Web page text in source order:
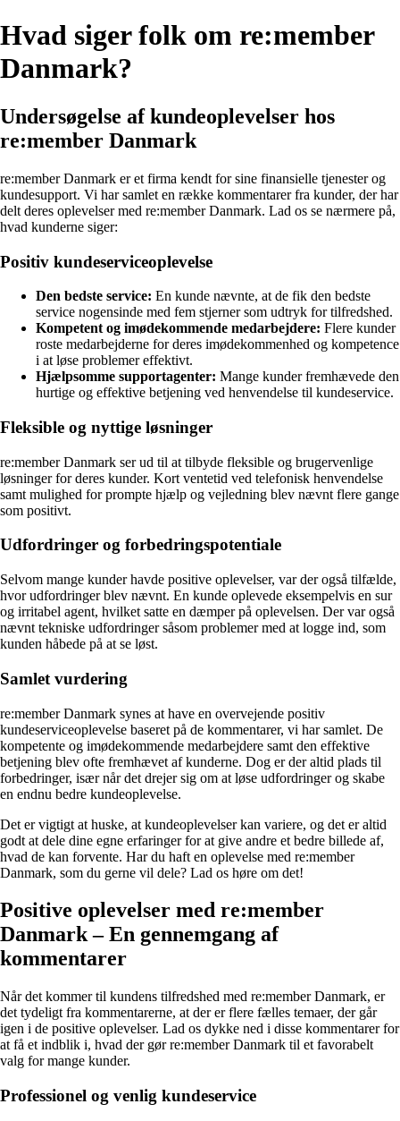
Hvad siger folk om re:member
Danmark?
Undersøgelse af kundeoplevelser hos
re:member Danmark
re:member Danmark er et firma kendt for sine finansielle tjenester og
kundesupport. Vi har samlet en række kommentarer fra kunder, der har
delt deres oplevelser med re:member Danmark. Lad os se nærmere på,
hvad kunderne siger:
Positiv kundeserviceoplevelse
Den bedste service: En kunde nævnte, at de fik den bedste
service nogensinde med fem stjerner som udtryk for tilfredshed.
Kompetent og imødekommende medarbejdere: Flere kunder
roste medarbejderne for deres imødekommenhed og kompetence
i at løse problemer effektivt.
Hjælpsomme supportagenter: Mange kunder fremhævede den
hurtige og effektive betjening ved henvendelse til kundeservice.
Fleksible og nyttige løsninger
re:member Danmark ser ud til at tilbyde fleksible og brugervenlige
løsninger for deres kunder. Kort ventetid ved telefonisk henvendelse
samt mulighed for prompte hjælp og vejledning blev nævnt flere gange
som positivt.
Udfordringer og forbedringspotentiale
Selvom mange kunder havde positive oplevelser, var der også tilfælde,
hvor udfordringer blev nævnt. En kunde oplevede eksempelvis en sur
og irritabel agent, hvilket satte en dæmper på oplevelsen. Der var også
nævnt tekniske udfordringer såsom problemer med at logge ind, som
kunden håbede på at se løst.
Samlet vurdering
re:member Danmark synes at have en overvejende positiv
kundeserviceoplevelse baseret på de kommentarer, vi har samlet. De
kompetente og imødekommende medarbejdere samt den effektive
betjening blev ofte fremhævet af kunderne. Dog er der altid plads til
forbedringer, især når det drejer sig om at løse udfordringer og skabe
en endnu bedre kundeoplevelse.
Det er vigtigt at huske, at kundeoplevelser kan variere, og det er altid
godt at dele dine egne erfaringer for at give andre et bedre billede af,
hvad de kan forvente. Har du haft en oplevelse med re:member
Danmark, som du gerne vil dele? Lad os høre om det!
Positive oplevelser med re:member
Danmark – En gennemgang af
kommentarer
Når det kommer til kundens tilfredshed med re:member Danmark, er
det tydeligt fra kommentarerne, at der er flere fælles temaer, der går
igen i de positive oplevelser. Lad os dykke ned i disse kommentarer for
at få et indblik i, hvad der gør re:member Danmark til et favorabelt
valg for mange kunder.
Professionel og venlig kundeservice